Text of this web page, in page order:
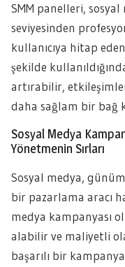
SMM panelleri,
seviyesinden
kullanıcıya hitap
şekilde
artırabilir,
daha sağlam bir bağ
Sosyal Medya
Yönetmenin Sırları
Sosyal medya,
bir pazarlama aracı
medya kampanyası
alabilir ve maliyetli
başarılı bir